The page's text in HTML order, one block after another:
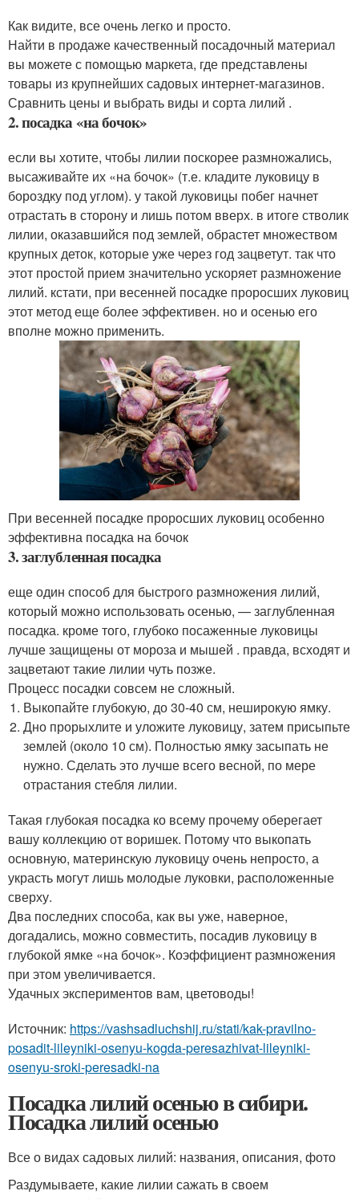
Как видите, все очень легко и просто.
Найти в продаже качественный посадочный материал
вы можете с помощью маркета, где представлены
товары из крупнейших садовых интернет-магазинов.
Сравнить цены и выбрать виды и сорта лилий .
2. посадка «на бочок»
если вы хотите, чтобы лилии поскорее размножались,
высаживайте их «на бочок» (т.е. кладите луковицу в
бороздку под углом). у такой луковицы побег начнет
отрастать в сторону и лишь потом вверх. в итоге стволик
лилии, оказавшийся под землей, обрастет множеством
крупных деток, которые уже через год зацветут. так что
этот простой прием значительно ускоряет размножение
лилий. кстати, при весенней посадке проросших луковиц
этот метод еще более эффективен. но и осенью его
вполне можно применить.
При весенней посадке проросших луковиц особенно
эффективна посадка на бочок
3. заглубленная посадка
еще один способ для быстрого размножения лилий,
который можно использовать осенью, — заглубленная
посадка. кроме того, глубоко посаженные луковицы
лучше защищены от мороза и мышей . правда, всходят и
зацветают такие лилии чуть позже.
Процесс посадки совсем не сложный.
Выкопайте глубокую, до 30-40 см, неширокую ямку.
Дно прорыхлите и уложите луковицу, затем присыпьте
землей (около 10 см). Полностью ямку засыпать не
нужно. Сделать это лучше всего весной, по мере
отрастания стебля лилии.
Такая глубокая посадка ко всему прочему оберегает
вашу коллекцию от воришек. Потому что выкопать
основную, материнскую луковицу очень непросто, а
украсть могут лишь молодые луковки, расположенные
сверху.
Два последних способа, как вы уже, наверное,
догадались, можно совместить, посадив луковицу в
глубокой ямке «на бочок». Коэффициент размножения
при этом увеличивается.
Удачных экспериментов вам, цветоводы!
Источник: https://vashsadluchshij.ru/stati/kak-pravilno-
posadit-lileyniki-osenyu-kogda-peresazhivat-lileyniki-
osenyu-sroki-peresadki-na
Посадка лилий осенью в сибири.
Посадка лилий осенью
Все о видах садовых лилий: названия, описания, фото
Раздумываете, какие лилии сажать в своем